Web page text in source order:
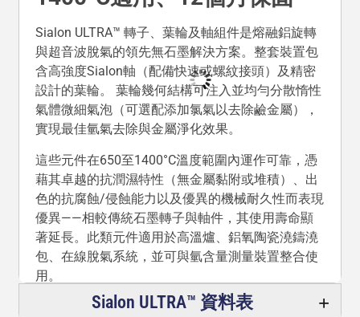
Sialon ULTRA™ 轉子、葉輪及軸組件是熔融鋁旋轉
與超音波脫氣的領先無石墨解決方案。整套裝置包
含高強度Sialon軸（配備快速或螺紋接頭）及精密
設計的葉輪。 葉輪幾何結構可注入並均勻分散惰性
氣體微細氣泡（可選配添加氯氣以去除鹼金屬），
實現最佳氫氣去除與金屬淨化效果。
這些元件在650至1400°C溫度範圍內運作可靠，憑
藉其卓越的抗潤濕特性（無金屬黏附或堆積）、出
色的抗腐蝕/侵蝕能力以及優異的機械耐久性而表現
優異——相較傳統石墨轉子與軸件，其使用壽命顯
著延長。此類元件適用於高溫爐、鋁氧陶瓷澆鑄澆
包、在線脫氣系統，並可與氫含量測量裝置整合使
用。
提供四種頂級Sialon ULTRA™等級（001–004），
Sialon ULTRA™ 資料表